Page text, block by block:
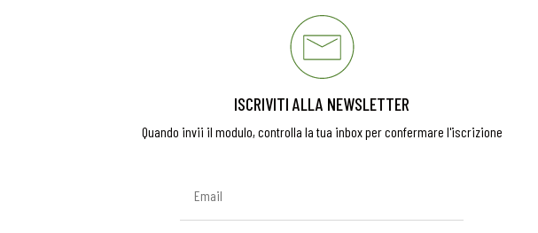
ISCRIVITI ALLA NEWSLETTER
Quando invii il modulo, controlla la tua inbox per confermare l'iscrizione